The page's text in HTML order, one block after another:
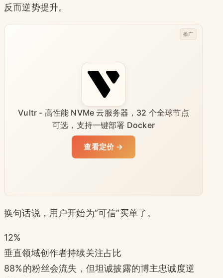
反而逆势提升。
Vultr - 高性能 NVMe 云服务器，32 个全球节点
可选，支持一键部署 Docker
查看定价 →
推广
换句话说，用户开始为”可信”买单了。
12%
垂直领域创作者持续关注占比
88%的粉丝会流失，但坦诚披露的博主忠诚度逆